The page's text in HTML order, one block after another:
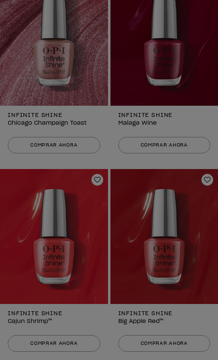
INFINITE SHINE
Chicago Champaign Toast
COMPRAR AHORA
INFINITE SHINE
Malaga Wine
COMPRAR AHORA
Añadir a la lista de deseos
INFINITE SHINE
Cajun Shrimp™
COMPRAR AHORA
INFINITE SHINE
Big Apple Red™
COMPRAR AHORA